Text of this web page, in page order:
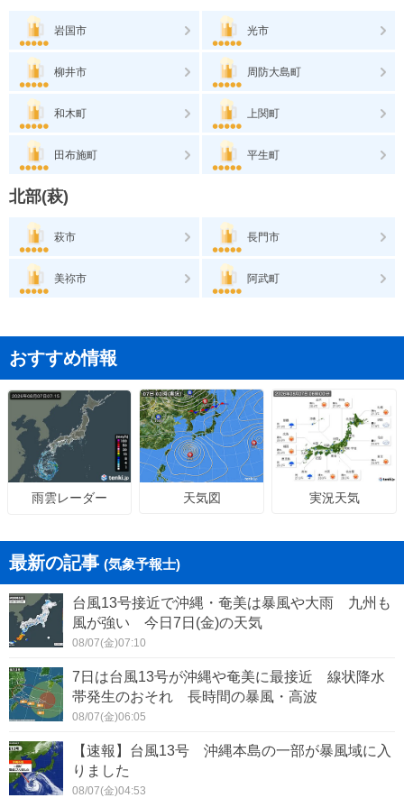
岩国市 光市
柳井市 周防大島町
和木町 上関町
田布施町 平生町
北部(萩)
萩市 長門市
美祢市 阿武町
おすすめ情報
雨雲レーダー 天気図 実況天気
最新の記事 (気象予報士)
台風13号接近で沖縄・奄美は暴風や大雨 九州も
風が強い 今日7日(金)の天気
08/07(金)07:10
7日は台風13号が沖縄や奄美に最接近 線状降水
帯発生のおそれ 長時間の暴風・高波
08/07(金)06:05
【速報】台風13号 沖縄本島の一部が暴風域に入
りました
08/07(金)04:53